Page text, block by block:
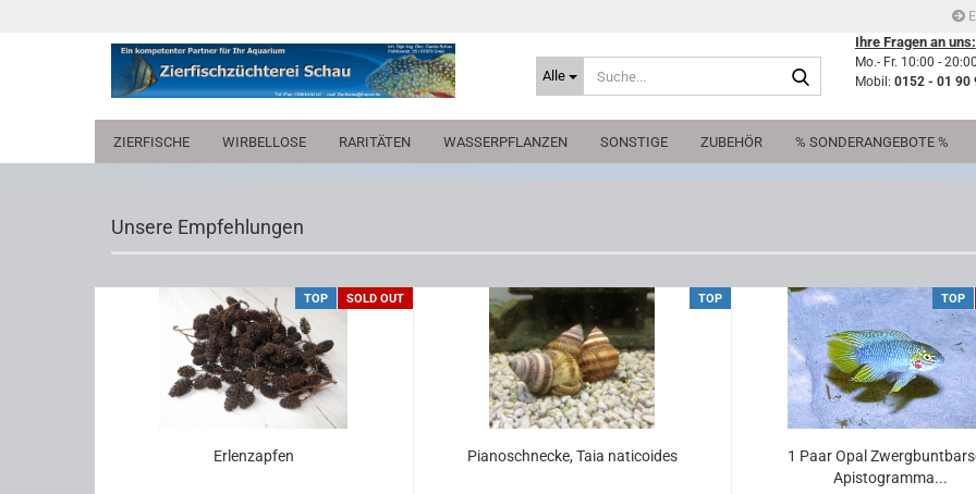
Alle
Suche...
Ihre Fragen an uns:
Mo.- Fr. 10:00 -
Mobil: 0152 - 01 90
ZIERFISCHE WIRBELLOSE RARITÄTEN WASSERPFLANZEN SONSTIGE ZUBEHÖR % SONDERANGEBOTE %
Unsere Empfehlungen
TOP SOLD OUT
Er­len­zap­fen
TOP
Pia­no­schne­cke, Taia na­ti­co­ides
TOP
1 Paar Opal
Apis­to­gram­ma...